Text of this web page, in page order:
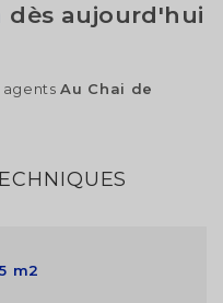
dès aujourd'hui
Au Chai de
m2